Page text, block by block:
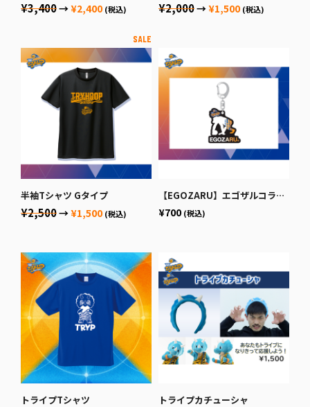
¥3,400→¥2,400 (税込) ¥2,000→¥1,500 (税込)
半袖Tシャツ Gタイプ
¥2,500→¥1,500 (税込)
【EGOZARU】エゴザルコラボキーホルダー
¥700 (税込)
トライプTシャツ トライプカチューシャ